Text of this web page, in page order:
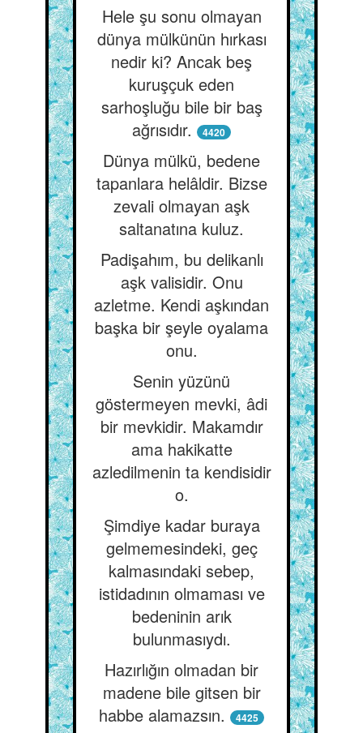
Hele şu sonu olmayan
dünya mülkünün hırkası
nedir ki? Ancak beş
kuruşçuk eden
sarhoşluğu bile bir baş
ağrısıdır.
4420
Dünya mülkü, bedene
tapanlara helâldir. Bizse
zevali olmayan aşk
saltanatına kuluz.
Padişahım, bu delikanlı
aşk valisidir. Onu
azletme. Kendi aşkından
başka bir şeyle oyalama
onu.
Senin yüzünü
göstermeyen mevki, âdi
bir mevkidir. Makamdır
ama hakikatte
azledilmenin ta kendisidir
o.
Şimdiye kadar buraya
gelmemesindeki, geç
kalmasındaki sebep,
istidadının olmaması ve
bedeninin arık
bulunmasıydı.
Hazırlığın olmadan bir
madene bile gitsen bir
habbe alamazsın.
4425